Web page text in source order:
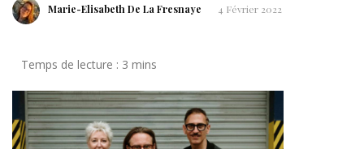
Marie-Elisabeth De La Fresnaye 4 Février 2022